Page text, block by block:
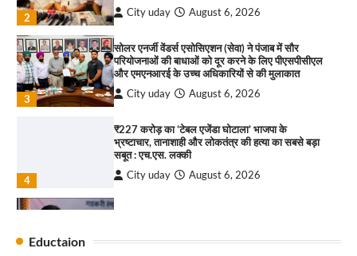
2 City uday August 6, 2026
3
सोलर एनर्जी वेंडर्स एसोसिएशन (सेवा) ने पंजाब में सौर
परियोजनाओं की बाधाओं को दूर करने के लिए पीएसपीसीएल
और एमएनआरई के उच्च अधिकारियों से की मुलाकात
City uday August 6, 2026
4
₹227 करोड़ का ‘टेबल एजेंडा घोटाला’ भाजपा के
भ्रष्टाचार, तानाशाही और लोकतंत्र की हत्या का सबसे बड़ा
सबूत : एच.एस. लक्की
City uday August 6, 2026
Eductaion
3
सरकारी आदर्श उच्च विद्यालय, सैक्टर 34-सी, चण्डीगढ़ में
कार्यक्रम आयोजित
City uday August 6, 2025
राहुल गाँधी ने खाई है वैश्विक मंच पर भारत को कमजोर करने
की कसम: देवशाली
City uday August 6, 2025